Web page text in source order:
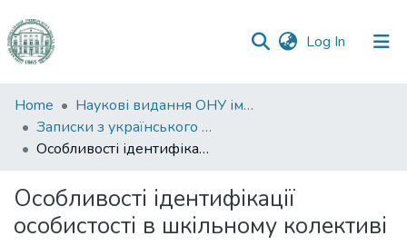
Log In (current)
Communities
&
Collections
Statistics
Home
Наукові видання ОНУ імені І. І. Мечникова
Записки з українського мовознавства
Особливості ідентифікації особистості в шкільному колективі
Особливості ідентифікації
особистості в шкільному колективі